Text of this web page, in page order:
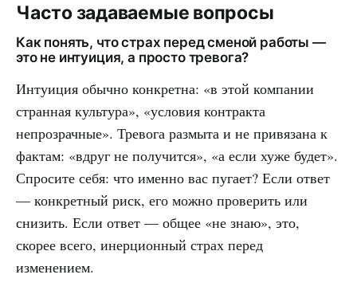
Часто задаваемые вопросы
Как понять, что страх перед сменой работы —
это не интуиция, а просто тревога?
Интуиция обычно конкретна: «в этой компании
странная культура», «условия контракта
непрозрачные». Тревога размыта и не привязана к
фактам: «вдруг не получится», «а если хуже будет».
Спросите себя: что именно вас пугает? Если ответ
— конкретный риск, его можно проверить или
снизить. Если ответ — общее «не знаю», это,
скорее всего, инерционный страх перед
изменением.